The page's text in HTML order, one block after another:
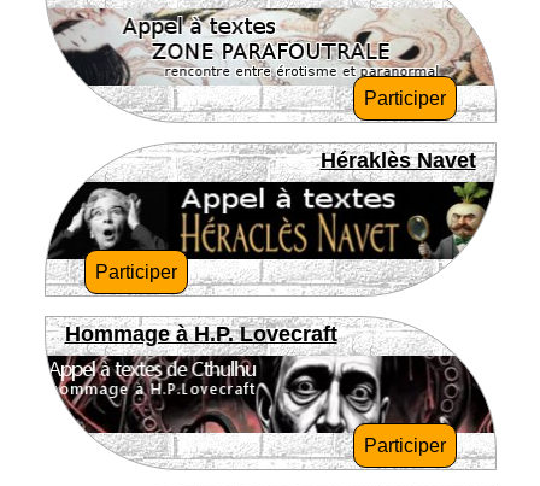
Participer
Héraklès Navet
Participer
Hommage à H.P. Lovecraft
Participer